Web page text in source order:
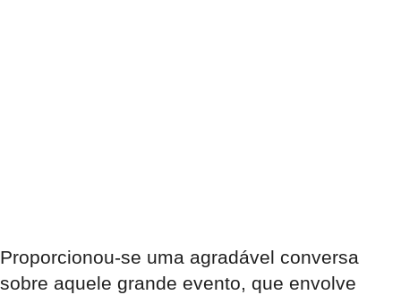
Proporcionou-se uma agradável conversa
sobre aquele grande evento, que envolve